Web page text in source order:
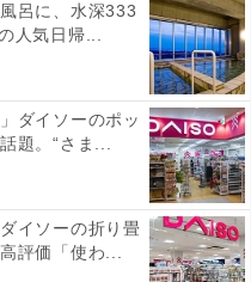
おり、電気毛布や電子レ
これ1台あれば、アウト
が手に入りますね！
PTB152」の口コミ
PTB152」には以下の
。
呂に、水深333
人気日帰...
ダイソーのポッ
題。“さま...
イソーの折り畳
評価「使わ...